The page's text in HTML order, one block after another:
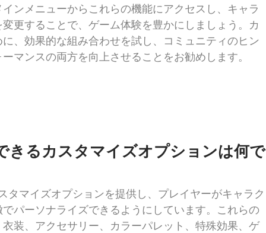
ンメニューからこれらの機能にアクセスし、キャラ
更することで、ゲーム体験を豊かにしましょう。カ
、効果的な組み合わせを試し、コミュニティのヒン
マンスの両方を向上させることをお勧めします。
きるカスタマイズオプションは何で
タマイズオプションを提供し、プレイヤーがキャラク
パーソナライズできるようにしています。これらの
装、アクセサリー、カラーパレット、特殊効果、ゲ